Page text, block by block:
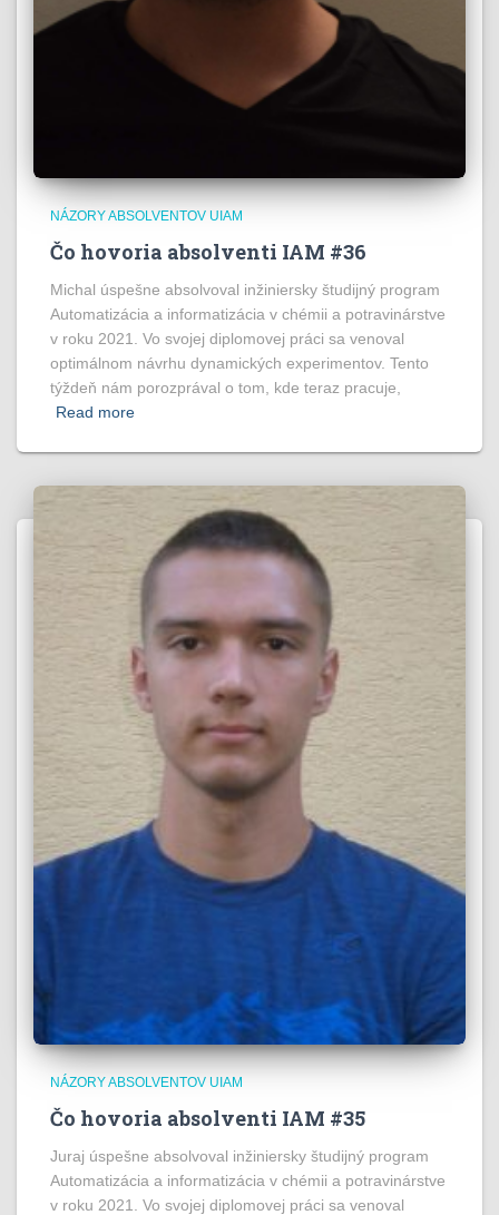
NÁZORY ABSOLVENTOV UIAM
Čo hovoria absolventi IAM #36
Michal úspešne absolvoval inžiniersky študijný program
Automatizácia a informatizácia v chémii a potravinárstve
v roku 2021. Vo svojej diplomovej práci sa venoval
optimálnom návrhu dynamických experimentov. Tento
týždeň nám porozprával o tom, kde teraz pracuje,
Read more
NÁZORY ABSOLVENTOV UIAM
Čo hovoria absolventi IAM #35
Juraj úspešne absolvoval inžiniersky študijný program
Automatizácia a informatizácia v chémii a potravinárstve
v roku 2021. Vo svojej diplomovej práci sa venoval